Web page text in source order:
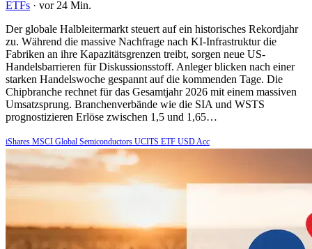
ETFs · vor 24 Min.
Der globale Halbleitermarkt steuert auf ein historisches Rekordjahr
zu. Während die massive Nachfrage nach KI-Infrastruktur die
Fabriken an ihre Kapazitätsgrenzen treibt, sorgen neue US-
Handelsbarrieren für Diskussionsstoff. Anleger blicken nach einer
starken Handelswoche gespannt auf die kommenden Tage. Die
Chipbranche rechnet für das Gesamtjahr 2026 mit einem massiven
Umsatzsprung. Branchenverbände wie die SIA und WSTS
prognostizieren Erlöse zwischen 1,5 und 1,65…
iShares MSCI Global Semiconductors UCITS ETF USD Acc